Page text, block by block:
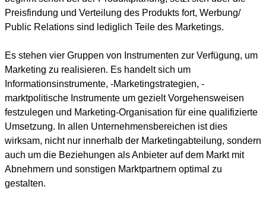
Preisfindung und Verteilung des Produkts fort, Werbung/
Public Relations sind lediglich Teile des Marketings.
Es stehen vier Gruppen von Instrumenten zur Verfügung, um
Marketing zu realisieren. Es handelt sich um
Informationsinstrumente, -Marketingstrategien, -
marktpolitische Instrumente um gezielt Vorgehensweisen
festzulegen und Marketing-Organisation für eine qualifizierte
Umsetzung. In allen Unternehmensbereichen ist dies
wirksam, nicht nur innerhalb der Marketingabteilung, sondern
auch um die Beziehungen als Anbieter auf dem Markt mit
Abnehmern und sonstigen Marktpartnern optimal zu
gestalten.